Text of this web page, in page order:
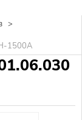
>
1500А